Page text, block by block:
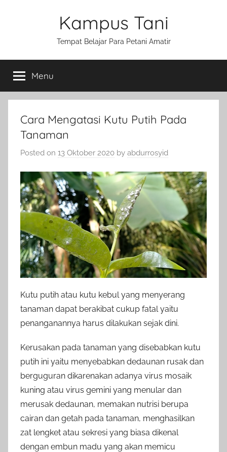
Kampus Tani
Tempat Belajar Para Petani Amatir
Menu
Cara Mengatasi Kutu Putih Pada
Tanaman
Posted on 13 Oktober 2020 by abdurrosyid
Kutu putih atau kutu kebul yang menyerang
tanaman dapat berakibat cukup fatal yaitu
penanganannya harus dilakukan sejak dini.
Kerusakan pada tanaman yang disebabkan kutu
putih ini yaitu menyebabkan dedaunan rusak dan
berguguran dikarenakan adanya virus mosaik
kuning atau virus gemini yang menular dan
merusak dedaunan, memakan nutrisi berupa
cairan dan getah pada tanaman, menghasilkan
zat lengket atau sekresi yang biasa dikenal
dengan embun madu yang akan memicu